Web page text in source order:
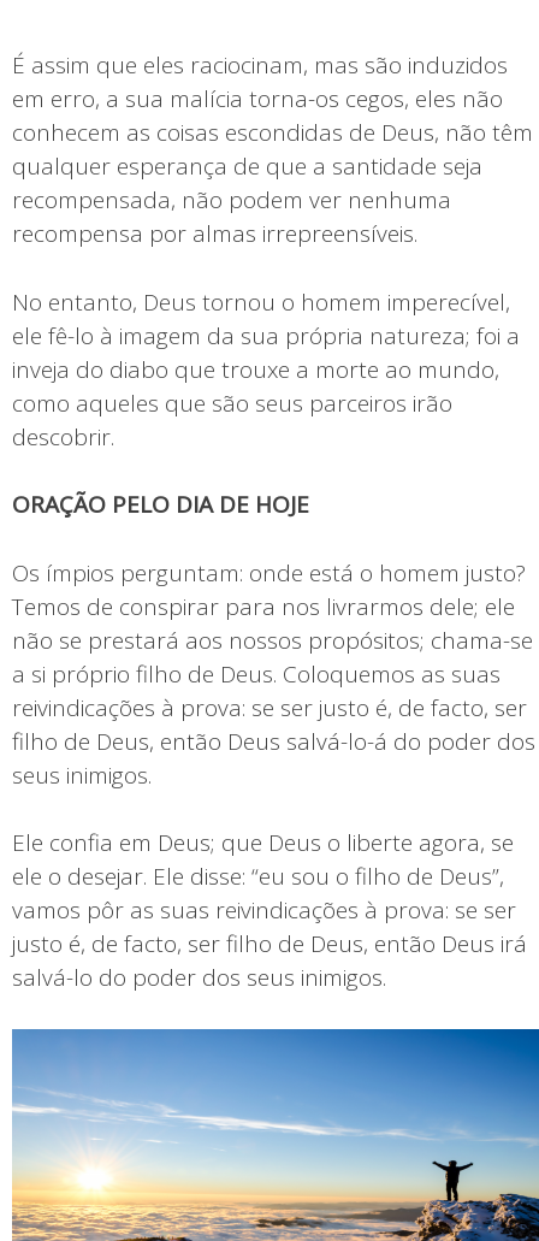
É assim que eles raciocinam, mas são induzidos
em erro, a sua malícia torna-os cegos, eles não
conhecem as coisas escondidas de Deus, não têm
qualquer esperança de que a santidade seja
recompensada, não podem ver nenhuma
recompensa por almas irrepreensíveis.
No entanto, Deus tornou o homem imperecível,
ele fê-lo à imagem da sua própria natureza; foi a
inveja do diabo que trouxe a morte ao mundo,
como aqueles que são seus parceiros irão
descobrir.
ORAÇÃO PELO DIA DE HOJE
Os ímpios perguntam: onde está o homem justo?
Temos de conspirar para nos livrarmos dele; ele
não se prestará aos nossos propósitos; chama-se
a si próprio filho de Deus. Coloquemos as suas
reivindicações à prova: se ser justo é, de facto, ser
filho de Deus, então Deus salvá-lo-á do poder dos
seus inimigos.
Ele confia em Deus; que Deus o liberte agora, se
ele o desejar. Ele disse: “eu sou o filho de Deus”,
vamos pôr as suas reivindicações à prova: se ser
justo é, de facto, ser filho de Deus, então Deus irá
salvá-lo do poder dos seus inimigos.